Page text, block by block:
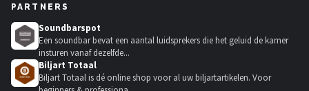
PARTNERS
Soundbarspot
Een soundbar bevat een aantal luidsprekers die het geluid de kamer
insturen vanaf dezelfde...
Biljart Totaal
Biljart Totaal is dé online shop voor al uw biljartartikelen. Voor